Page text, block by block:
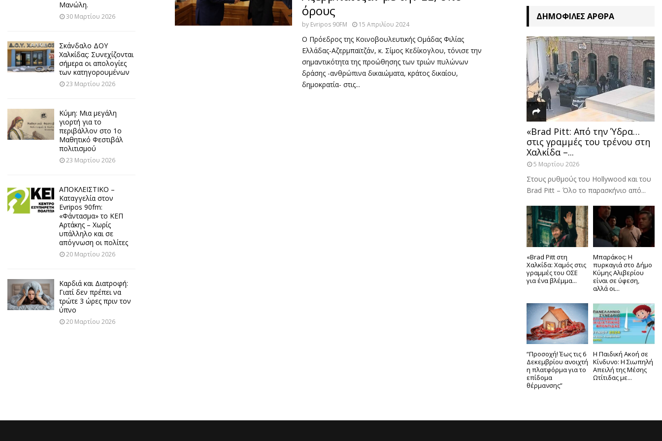
όρους
by Evripos 90FM 15 Απριλίου 2024
Ο Πρόεδρος της Κοινοβουλευτικής Ομάδας Φιλίας
Ελλάδας-Αζερμπαϊτζάν, κ. Σίμος Κεδίκογλου, τόνισε την
σημαντικότητα της προώθησης των τριών πυλώνων
δράσης -ανθρώπινα δικαιώματα, κράτος δικαίου,
δημοκρατία- στις...
Μανώλη.
30 Μαρτίου 2026
Σκάνδαλο ΔΟΥ
Χαλκίδας: Συνεχίζονται
σήμερα οι απολογίες
των κατηγορουμένων
23 Μαρτίου 2026
Κύμη: Μια μεγάλη
γιορτή για το
περιβάλλον στο 1ο
Μαθητικό Φεστιβάλ
πολιτισμού
23 Μαρτίου 2026
ΑΠΟΚΛΕΙΣΤΙΚΟ –
Καταγγελία στον
Evripos 90fm:
«Φάντασμα» το ΚΕΠ
Αρτάκης – Χωρίς
υπάλληλο και σε
απόγνωση οι πολίτες
20 Μαρτίου 2026
Καρδιά και Διατροφή:
Γιατί δεν πρέπει να
τρώτε 3 ώρες πριν τον
ύπνο
20 Μαρτίου 2026
ΔΗΜΟΦΙΛΈΣ ΆΡΘΡΑ
«Brad Pitt: Από την Ύδρα…
στις γραμμές του τρένου στη
Χαλκίδα –...
5 Μαρτίου 2026
Στους ρυθμούς του Hollywood και του
Brad Pitt – Όλο το παρασκήνιο από...
«Brad Pitt στη
Χαλκίδα: Χαμός στις
γραμμές του ΟΣΕ
για ένα βλέμμα...
Μπαράκος: Η
πυρκαγιά στο Δήμο
Κύμης Αλιβερίου
είναι σε ύφεση,
αλλά οι...
“Προσοχή! Έως τις 6
Δεκεμβρίου ανοιχτή
η πλατφόρμα για το
επίδομα
θέρμανσης”
Η Παιδική Ακοή σε
Κίνδυνο: Η Σιωπηλή
Απειλή της Μέσης
Ωτίτιδας με...